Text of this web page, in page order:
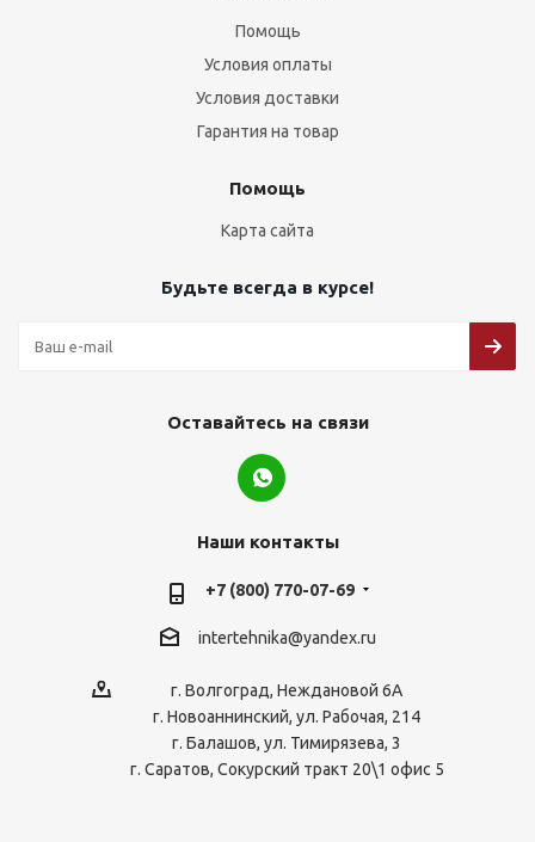
Помощь
Условия оплаты
Условия доставки
Гарантия на товар
Помощь
Карта сайта
Будьте всегда в курсе!
Оставайтесь на связи
Наши контакты
+7 (800) 770-07-69
intertehnika@yandex.ru
г. Волгоград, Неждановой 6А
г. Новоаннинский, ул. Рабочая, 214
г. Балашов, ул. Тимирязева, 3
г. Саратов, Сокурский тракт 20\1 офис 5